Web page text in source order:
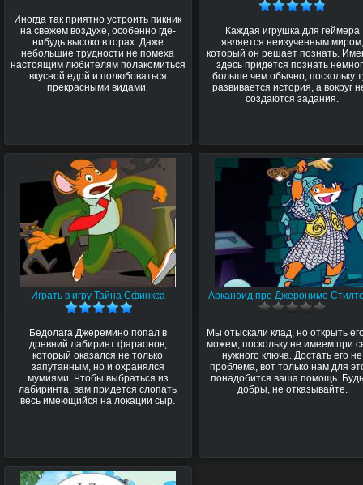
Иногда так приятно устроить пикник
на свежем воздухе, особенно где-
нибудь высоко в горах. Даже
небольшие трудности не помеха
настоящим любителям полакомиться
вкусной едой и полюбоваться
прекрасными видами.
Каждая игрушка для геймера
является неизученным миром,
который он решает познать.
здесь придется познать
больше чем обычно, поскольку
развивается история, а вокруг
создаются задания.
Играть в игру Тайна Сфинкса
Бедолага Джеремино попал в
древний лабиринт фараонов,
который оказался не только
запутанным, но и охранялся
мумиями. Чтобы выбраться из
лабиринта, вам придется слопать
весь имеющийся на локации сыр.
Арканоид про Джеронимо
Мы отыскали клад, но открыть
можем, поскольку не имеем при
нужного ключа. Достать его не
проблема, вот только нам для
понадобится ваша помощь.
добры, не отказывайте.